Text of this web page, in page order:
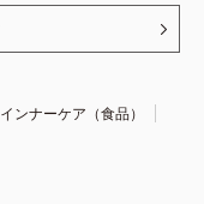
インナーケア（食品）